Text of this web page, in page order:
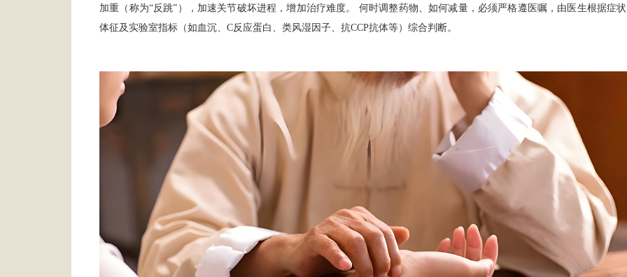
加重（称为“反跳”），加速关节破坏进程，增加治疗难度。 何时调整药物、如何减量，必须严格遵医嘱，由医生根据症状
体征及实验室指标（如血沉、C反应蛋白、类风湿因子、抗CCP抗体等）综合判断。